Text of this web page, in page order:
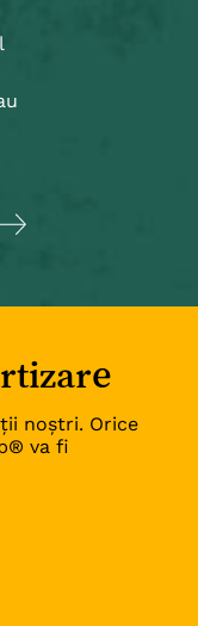
noștri. Orice
va fi